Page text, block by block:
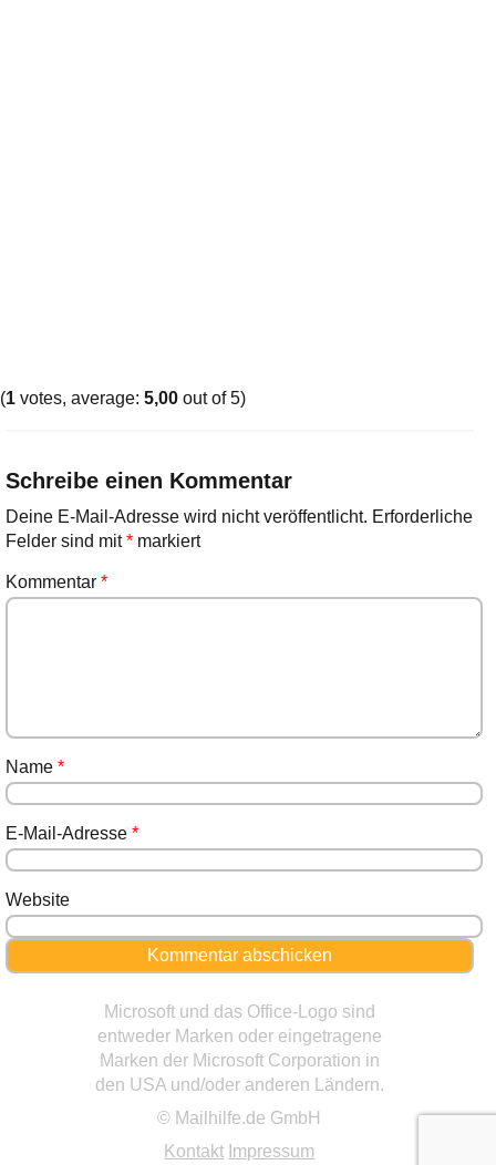
(1 votes, average: 5,00 out of 5)
Schreibe einen Kommentar
Deine E-Mail-Adresse wird nicht veröffentlicht. Erforderliche
Felder sind mit*markiert
Kommentar *
Name *
E-Mail-Adresse *
Website
Microsoft und das Office-Logo sind
entweder Marken oder eingetragene
Marken der Microsoft Corporation in
den USA und/oder anderen Ländern.
© Mailhilfe.de GmbH
Kontakt Impressum